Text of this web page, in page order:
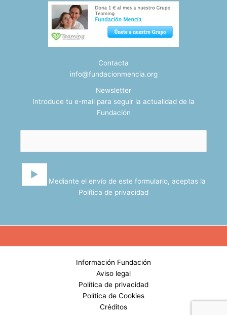
Contacta
info@fundacionmencia.org
Newsletter
Introduce tu e-mail para seguir la actualidad de la
Fundación
Mediante el envío de este formulario, aceptas la
Política de privacidad
Información Fundación
Aviso legal
Política de privacidad
Política de Cookies
Créditos